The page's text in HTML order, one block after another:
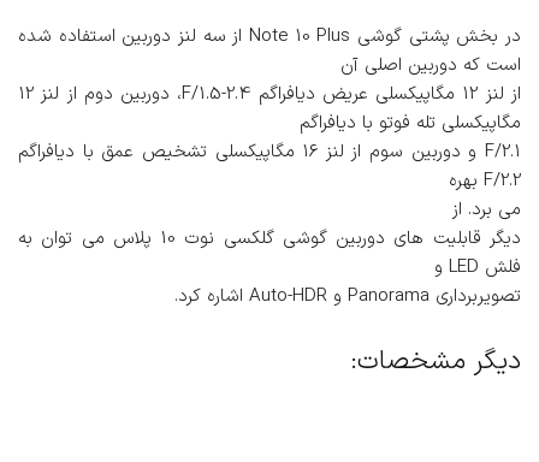
در بخش پشتی گوشی Note 10 Plus از سه لنز دوربین استفاده شده
است که دوربین اصلی آن
از لنز 12 مگاپیکسلی عریض دیافراگم F/1.5-2.4، دوربین دوم از لنز 12
مگاپیکسلی تله فوتو با دیافراگم
F/2.1 و دوربین سوم از لنز 16 مگاپیکسلی تشخیص عمق با دیافراگم
F/2.2 بهره
می برد. از
دیگر قابلیت های دوربین گوشی گلکسی نوت 10 پلاس می توان به
فلش LED و
تصویربرداری Panorama و Auto-HDR اشاره کرد.
دیگر مشخصات: